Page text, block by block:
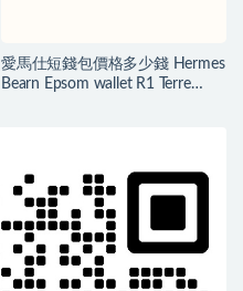
愛馬仕短錢包價格多少錢 Hermes
Bearn Epsom wallet R1 Terre